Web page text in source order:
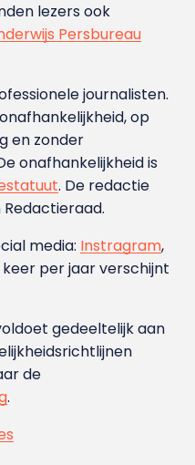
lezers ook
Persbureau
journalisten.
op
en zonder
onafhankelijkheid is
. De redactie
media: Instragram,
keer per jaar verschijnt
gedeeltelijk aan
de
.